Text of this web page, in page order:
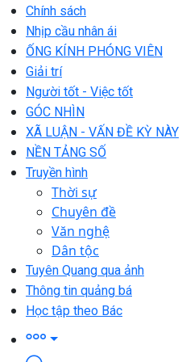
Chính sách
Nhịp cầu nhân ái
ỐNG KÍNH PHÓNG VIÊN
Giải trí
Người tốt - Việc tốt
GÓC NHÌN
XÃ LUẬN - VẤN ĐỀ KỲ NÀY
NỀN TẢNG SỐ
Truyền hình
Thời sự
Chuyên đề
Văn nghệ
Dân tộc
Tuyên Quang qua ảnh
Thông tin quảng bá
Học tập theo Bác